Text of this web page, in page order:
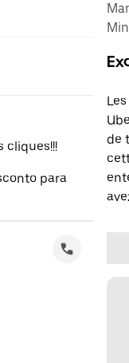
cliques!!!
para
de